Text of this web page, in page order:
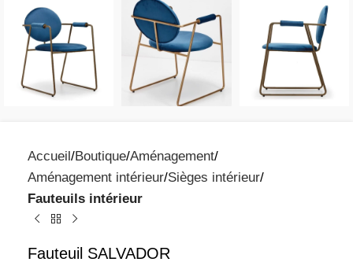
Accueil Boutique Aménagement
Aménagement intérieur Sièges intérieur
Fauteuils intérieur
Fauteuil SALVADOR